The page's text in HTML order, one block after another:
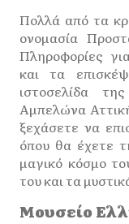
Πολλά από τα
ονομασία
Πληροφορίες
και τα
ιστοσελίδα
Αμπελώνα
ξεχάσετε να
όπου θα έχετε
μαγικό κόσμο
του και τα
Μουσείο